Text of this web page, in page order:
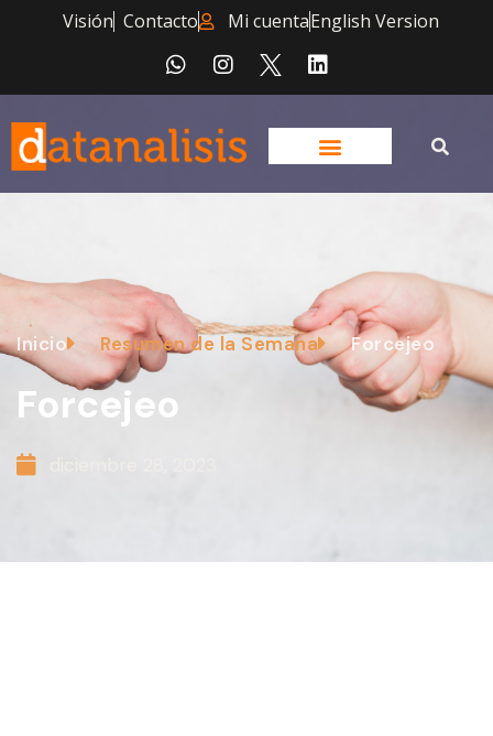
Visión Contacto Mi cuentaEnglish Version
Inicio Resumen de la Semana Forcejeo
Forcejeo